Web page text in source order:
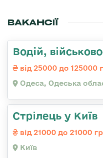
ВАКАНСІЇ
Водій,
від 25000 до 125000
Одеса, Одеська
Стрілець у Київ
від 21000 до 21000
Київ